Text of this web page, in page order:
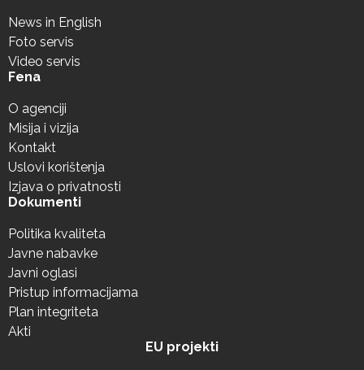
News in English
Foto servis
Video servis
Fena
O agenciji
Misija i vizija
Kontakt
Uslovi korištenja
Izjava o privatnosti
Dokumenti
Politika kvaliteta
Javne nabavke
Javni oglasi
Pristup informacijama
Plan integriteta
Akti
EU projekti